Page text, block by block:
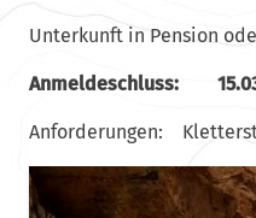
Unterkunft in Pension
Anmeldeschluss:
Anforderungen: